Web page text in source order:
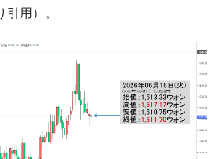
領府ボンクラ政策室長が告発され
けが鉄鋼輸出を異常増加させる ⇒ 中
む。
引用）。